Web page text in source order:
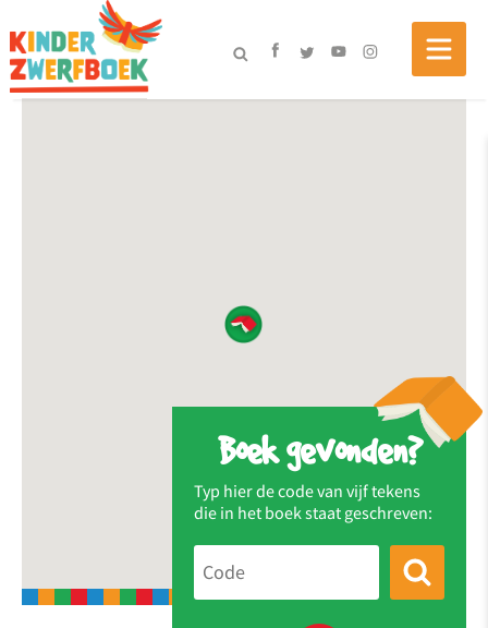
Boek gevonden?
Typ hier de code van vijf tekens
die in het boek staat geschreven: